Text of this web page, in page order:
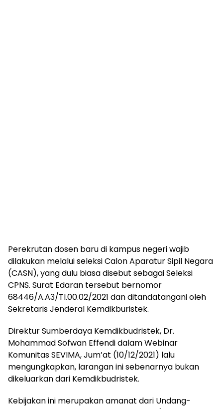
Perekrutan dosen baru di kampus negeri wajib
dilakukan melalui seleksi Calon Aparatur Sipil Negara
(CASN), yang dulu biasa disebut sebagai Seleksi
CPNS. Surat Edaran tersebut bernomor
68446/A.A3/TI.00.02/2021 dan ditandatangani oleh
Sekretaris Jenderal Kemdikburistek.
Direktur Sumberdaya Kemdikbudristek, Dr.
Mohammad Sofwan Effendi dalam Webinar
Komunitas SEVIMA, Jum’at (10/12/2021) lalu
mengungkapkan, larangan ini sebenarnya bukan
dikeluarkan dari Kemdikbudristek.
Kebijakan ini merupakan amanat dari Undang-